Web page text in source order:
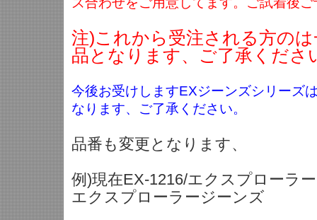
注)これから受注される方の
品となります、ご了承くださ
今後お受けしますEXジーンズシリーズ
なります、ご了承ください。
品番も変更となります、
例)現在EX-1216/エクスプローラ
エクスプローラージーンズ